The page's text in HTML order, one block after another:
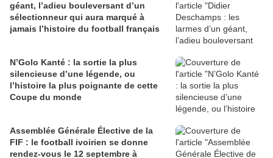
géant, l’adieu bouleversant d’un
sélectionneur qui aura marqué à
jamais l’histoire du football français
N’Golo Kanté : la sortie la plus
silencieuse d’une légende, ou
l’histoire la plus poignante de cette
Coupe du monde
Assemblée Générale Élective de la
FIF : le football ivoirien se donne
rendez-vous le 12 septembre à